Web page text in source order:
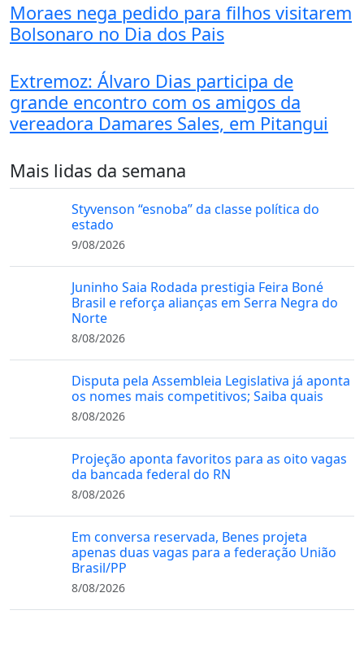
Moraes nega pedido para filhos visitarem
Bolsonaro no Dia dos Pais
Extremoz: Álvaro Dias participa de
grande encontro com os amigos da
vereadora Damares Sales, em Pitangui
Mais lidas da semana
Styvenson “esnoba” da classe política do
estado
9/08/2026
Juninho Saia Rodada prestigia Feira Boné
Brasil e reforça alianças em Serra Negra do
Norte
8/08/2026
Disputa pela Assembleia Legislativa já aponta
os nomes mais competitivos; Saiba quais
8/08/2026
Projeção aponta favoritos para as oito vagas
da bancada federal do RN
8/08/2026
Em conversa reservada, Benes projeta
apenas duas vagas para a federação União
Brasil/PP
8/08/2026